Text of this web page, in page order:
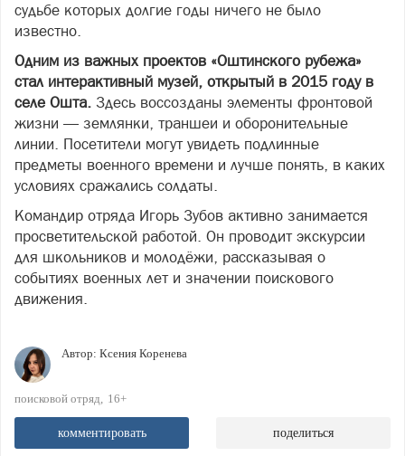
судьбе которых долгие годы ничего не было
известно.
Одним из важных проектов «Оштинского рубежа»
стал интерактивный музей, открытый в 2015 году в
селе Ошта. Здесь воссозданы элементы фронтовой
жизни — землянки, траншеи и оборонительные
линии. Посетители могут увидеть подлинные
предметы военного времени и лучше понять, в каких
условиях сражались солдаты.
Командир отряда Игорь Зубов активно занимается
просветительской работой. Он проводит экскурсии
для школьников и молодёжи, рассказывая о
событиях военных лет и значении поискового
движения.
Автор: Ксения Коренева
поисковой отряд 16+
комментировать поделиться